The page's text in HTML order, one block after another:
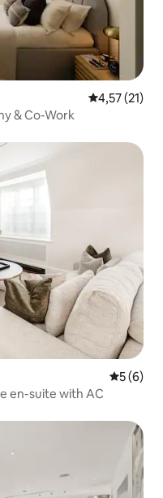
4,57 de uma
4,57 (21)
& Co-Work
5 de
5 (6)
en-suite with AC